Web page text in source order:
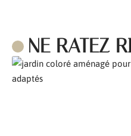
NE RATEZ